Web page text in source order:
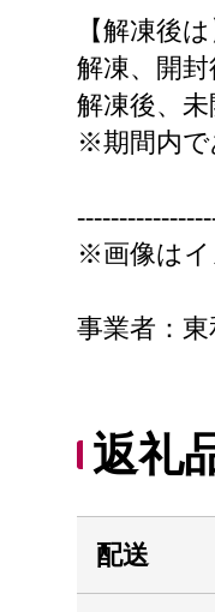
【解凍後は
解凍、開
解凍後、
※期間内で
※画像はイ
事業者：
返礼
配送